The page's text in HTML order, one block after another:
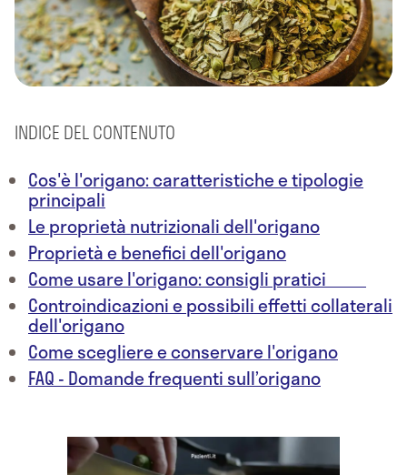
INDICE DEL CONTENUTO
Cos'è l'origano: caratteristiche e tipologie
principali
Le proprietà nutrizionali dell'origano
Proprietà e benefici dell'origano
Come usare l'origano: consigli pratici
Controindicazioni e possibili effetti collaterali
dell'origano
Come scegliere e conservare l'origano
FAQ - Domande frequenti sull’origano